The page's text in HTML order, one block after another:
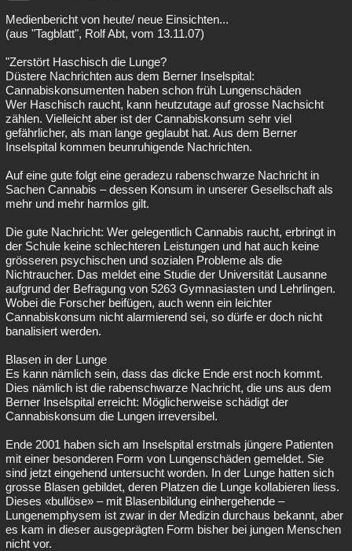
Medienbericht von heute/ neue Einsichten...
(aus "Tagblatt", Rolf Abt, vom 13.11.07)
"Zerstört Haschisch die Lunge?
Düstere Nachrichten aus dem Berner Inselspital:
Cannabiskonsumenten haben schon früh Lungenschäden
Wer Haschisch raucht, kann heutzutage auf grosse Nachsicht
zählen. Vielleicht aber ist der Cannabiskonsum sehr viel
gefährlicher, als man lange geglaubt hat. Aus dem Berner
Inselspital kommen beunruhigende Nachrichten.
Auf eine gute folgt eine geradezu rabenschwarze Nachricht in
Sachen Cannabis – dessen Konsum in unserer Gesellschaft als
mehr und mehr harmlos gilt.
Die gute Nachricht: Wer gelegentlich Cannabis raucht, erbringt in
der Schule keine schlechteren Leistungen und hat auch keine
grösseren psychischen und sozialen Probleme als die
Nichtraucher. Das meldet eine Studie der Universität Lausanne
aufgrund der Befragung von 5263 Gymnasiasten und Lehrlingen.
Wobei die Forscher beifügen, auch wenn ein leichter
Cannabiskonsum nicht alarmierend sei, so dürfe er doch nicht
banalisiert werden.
Blasen in der Lunge
Es kann nämlich sein, dass das dicke Ende erst noch kommt.
Dies nämlich ist die rabenschwarze Nachricht, die uns aus dem
Berner Inselspital erreicht: Möglicherweise schädigt der
Cannabiskonsum die Lungen irreversibel.
Ende 2001 haben sich am Inselspital erstmals jüngere Patienten
mit einer besonderen Form von Lungenschäden gemeldet. Sie
sind jetzt eingehend untersucht worden. In der Lunge hatten sich
grosse Blasen gebildet, deren Platzen die Lunge kollabieren liess.
Dieses «bullöse» – mit Blasenbildung einhergehende –
Lungenemphysem ist zwar in der Medizin durchaus bekannt, aber
es kam in dieser ausgeprägten Form bisher bei jungen Menschen
nicht vor.